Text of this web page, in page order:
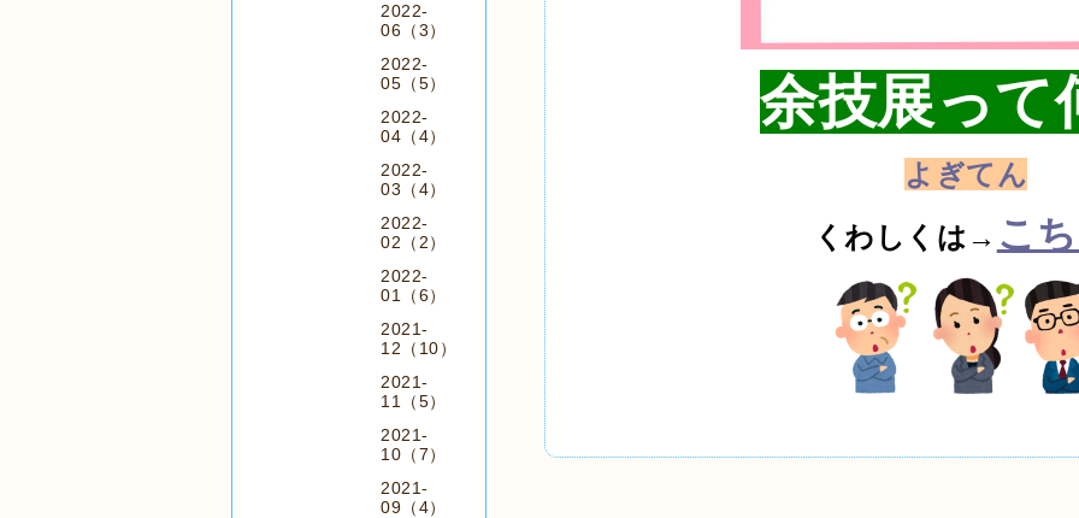
余技展って
よぎてん
くわしくは→ こ
2022-
06（3）
2022-
05（5）
2022-
04（4）
2022-
03（4）
2022-
02（2）
2022-
01（6）
2021-
12（10）
2021-
11（5）
2021-
10（7）
2021-
09（4）